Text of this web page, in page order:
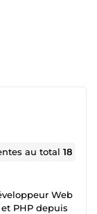
au total18
Web
PHP depuis